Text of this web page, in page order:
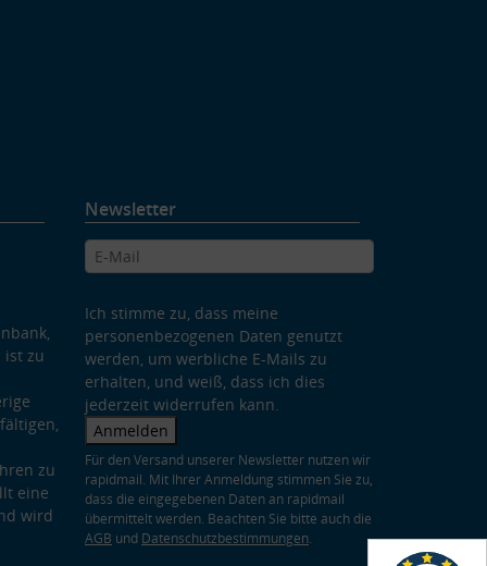
ist zu
zu
eine
wird
Newsletter
Ich stimme zu, dass meine
personenbezogenen Daten genutzt
werden, um werbliche E-Mails zu
erhalten, und weiß, dass ich dies
jederzeit widerrufen kann.
Anmelden
Für den Versand unserer Newsletter nutzen wir
rapidmail. Mit Ihrer Anmeldung stimmen Sie zu,
dass die eingegebenen Daten an rapidmail
übermittelt werden. Beachten Sie bitte auch die
AGB und Datenschutzbestimmungen.